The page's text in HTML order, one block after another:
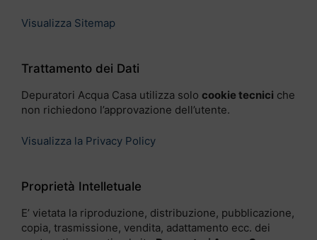
Visualizza Sitemap
Trattamento dei Dati
Depuratori Acqua Casa utilizza solo cookie tecnici che
non richiedono l’approvazione dell’utente.
Visualizza la Privacy Policy
Proprietà Intelletuale
E’ vietata la riproduzione, distribuzione, pubblicazione,
copia, trasmissione, vendita, adattamento ecc. dei